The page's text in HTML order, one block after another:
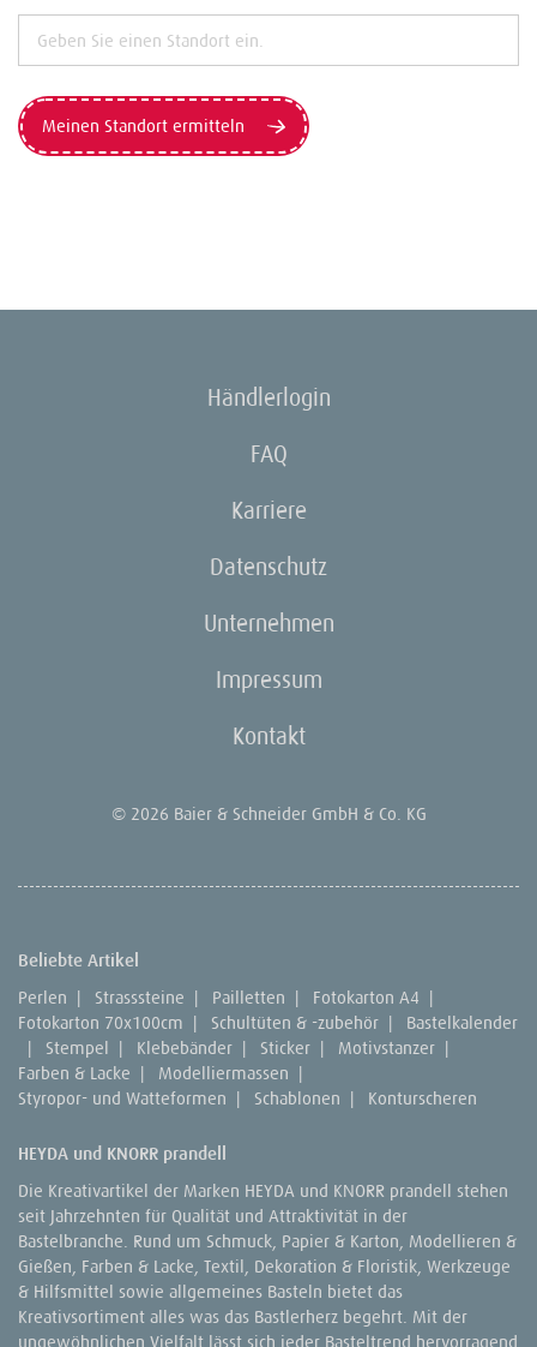
Meinen Standort ermitteln
Händlerlogin
FAQ
Karriere
Datenschutz
Unternehmen
Impressum
Kontakt
© 2026 Baier & Schneider GmbH & Co. KG
Beliebte Artikel
Perlen | Strasssteine | Pailletten | Fotokarton A4 |
Fotokarton 70x100cm | Schultüten & -zubehör |
Bastelkalender
|
Stempel | Klebebänder | Sticker | Motivstanzer |
Farben & Lacke | Modelliermassen |
Styropor- und Watteformen | Schablonen | Konturscheren
HEYDA und KNORR prandell
Die Kreativartikel der Marken HEYDA und KNORR prandell stehen
seit Jahrzehnten für Qualität und Attraktivität in der
Bastelbranche. Rund um Schmuck, Papier & Karton, Modellieren &
Gießen, Farben & Lacke, Textil, Dekoration & Floristik, Werkzeuge
& Hilfsmittel sowie allgemeines Basteln bietet das
Kreativsortiment alles was das Bastlerherz begehrt. Mit der
ungewöhnlichen Vielfalt lässt sich jeder Basteltrend hervorragend